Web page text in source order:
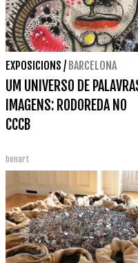
EXPOSICIONS / BARCELONA
UM UNIVERSO DE
IMAGENS: RODOREDA NO
CCCB
bonart